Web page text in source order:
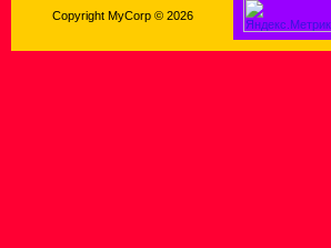
Copyright MyCorp © 2026